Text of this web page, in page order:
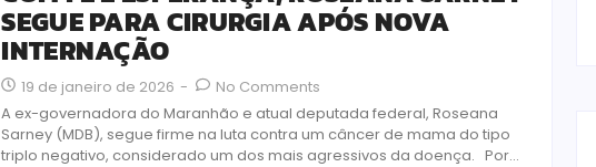
SEGUE PARA CIRURGIA APÓS NOVA
INTERNAÇÃO
19 de janeiro de 2026 -
No Comments
A ex-governadora do Maranhão e atual deputada federal, Roseana
Sarney (MDB), segue firme na luta contra um câncer de mama do tipo
triplo negativo, considerado um dos mais agressivos da doença. Por...